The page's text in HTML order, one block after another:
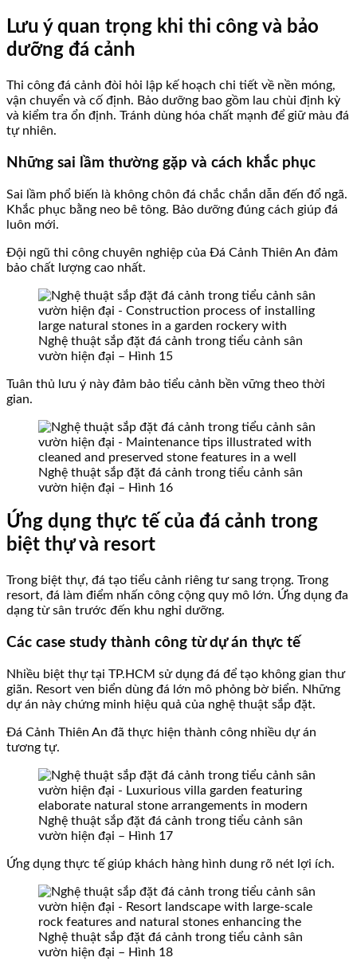
Lưu ý quan trọng khi thi công và bảo
dưỡng đá cảnh
Thi công đá cảnh đòi hỏi lập kế hoạch chi tiết về nền móng,
vận chuyển và cố định. Bảo dưỡng bao gồm lau chùi định kỳ
và kiểm tra ổn định. Tránh dùng hóa chất mạnh để giữ màu đá
tự nhiên.
Những sai lầm thường gặp và cách khắc phục
Sai lầm phổ biến là không chôn đá chắc chắn dẫn đến đổ ngã.
Khắc phục bằng neo bê tông. Bảo dưỡng đúng cách giúp đá
luôn mới.
Đội ngũ thi công chuyên nghiệp của Đá Cảnh Thiên An đảm
bảo chất lượng cao nhất.
Nghệ thuật sắp đặt đá cảnh trong tiểu cảnh sân
vườn hiện đại – Hình 15
Tuân thủ lưu ý này đảm bảo tiểu cảnh bền vững theo thời
gian.
Nghệ thuật sắp đặt đá cảnh trong tiểu cảnh sân
vườn hiện đại – Hình 16
Ứng dụng thực tế của đá cảnh trong
biệt thự và resort
Trong biệt thự, đá tạo tiểu cảnh riêng tư sang trọng. Trong
resort, đá làm điểm nhấn công cộng quy mô lớn. Ứng dụng đa
dạng từ sân trước đến khu nghỉ dưỡng.
Các case study thành công từ dự án thực tế
Nhiều biệt thự tại TP.HCM sử dụng đá để tạo không gian thư
giãn. Resort ven biển dùng đá lớn mô phỏng bờ biển. Những
dự án này chứng minh hiệu quả của nghệ thuật sắp đặt.
Đá Cảnh Thiên An đã thực hiện thành công nhiều dự án
tương tự.
Nghệ thuật sắp đặt đá cảnh trong tiểu cảnh sân
vườn hiện đại – Hình 17
Ứng dụng thực tế giúp khách hàng hình dung rõ nét lợi ích.
Nghệ thuật sắp đặt đá cảnh trong tiểu cảnh sân
vườn hiện đại – Hình 18